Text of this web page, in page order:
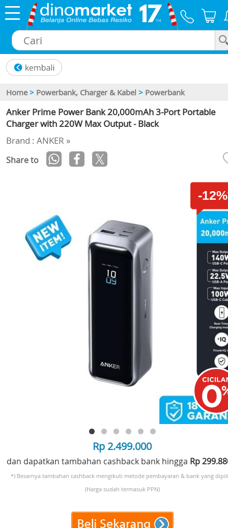
Home > Powerbank, Charger & Kabel > Powerbank
Anker Prime Power Bank 20,000mAh 3-Port Portable
Charger with 220W Max Output - Black
Brand : ANKER »
Share to
-
Rp 2.499.000
dan dapatkan tambahan cashback bank hingga Rp
*) Besarnya tambahan cashback mengikuti metode pembayaran & bank yang
(Harga sudah termasuk PPN)